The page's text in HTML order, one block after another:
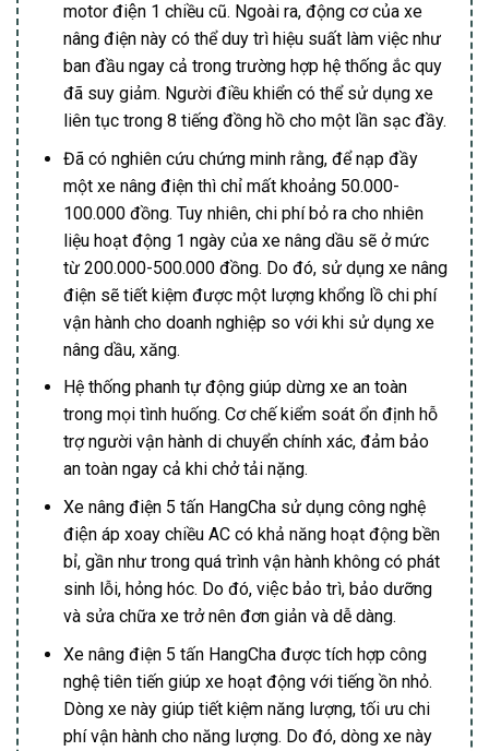
motor điện 1 chiều cũ. Ngoài ra, động cơ của xe
nâng điện này có thể duy trì hiệu suất làm việc như
ban đầu ngay cả trong trường hợp hệ thống ắc quy
đã suy giảm. Người điều khiển có thể sử dụng xe
liên tục trong 8 tiếng đồng hồ cho một lần sạc đầy.
Đã có nghiên cứu chứng minh rằng, để nạp đầy
một xe nâng điện thì chỉ mất khoảng 50.000-
100.000 đồng. Tuy nhiên, chi phí bỏ ra cho nhiên
liệu hoạt động 1 ngày của xe nâng dầu sẽ ở mức
từ 200.000-500.000 đồng. Do đó, sử dụng xe nâng
điện sẽ tiết kiệm được một lượng khổng lồ chi phí
vận hành cho doanh nghiệp so với khi sử dụng xe
nâng dầu, xăng.
Hệ thống phanh tự động giúp dừng xe an toàn
trong mọi tình huống. Cơ chế kiểm soát ổn định hỗ
trợ người vận hành di chuyển chính xác, đảm bảo
an toàn ngay cả khi chở tải nặng.
Xe nâng điện 5 tấn HangCha sử dụng công nghệ
điện áp xoay chiều AC có khả năng hoạt động bền
bỉ, gần như trong quá trình vận hành không có phát
sinh lỗi, hỏng hóc. Do đó, việc bảo trì, bảo dưỡng
và sửa chữa xe trở nên đơn giản và dễ dàng.
Xe nâng điện 5 tấn HangCha được tích hợp công
nghệ tiên tiến giúp xe hoạt động với tiếng ồn nhỏ.
Dòng xe này giúp tiết kiệm năng lượng, tối ưu chi
phí vận hành cho năng lượng. Do đó, dòng xe này